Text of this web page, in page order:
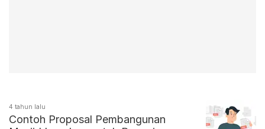
4 tahun lalu
Contoh Proposal Pembangunan